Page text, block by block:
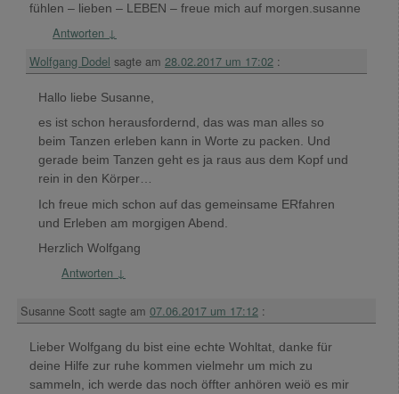
fühlen – lieben – LEBEN – freue mich auf morgen.susanne
Antworten ↓
Wolfgang Dodel sagte am 28.02.2017 um 17:02 :
Hallo liebe Susanne,
es ist schon herausfordernd, das was man alles so
beim Tanzen erleben kann in Worte zu packen. Und
gerade beim Tanzen geht es ja raus aus dem Kopf und
rein in den Körper…
Ich freue mich schon auf das gemeinsame ERfahren
und Erleben am morgigen Abend.
Herzlich Wolfgang
Antworten ↓
Susanne Scott sagte am 07.06.2017 um 17:12 :
Lieber Wolfgang du bist eine echte Wohltat, danke für
deine Hilfe zur ruhe kommen vielmehr um mich zu
sammeln, ich werde das noch öffter anhören weiö es mir